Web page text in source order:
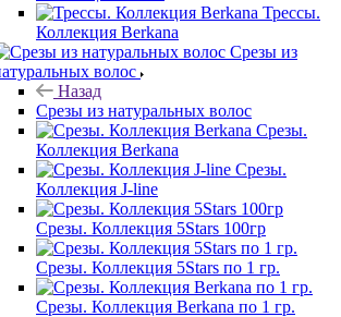
Трессы.
Коллекция Berkana
Срезы из
волос
Назад
Срезы из натуральных волос
Срезы.
Коллекция Berkana
Срезы.
Коллекция J-line
Срезы. Коллекция 5Stars 100гр
Срезы. Коллекция 5Stars по 1 гр.
Срезы. Коллекция Berkana по 1 гр.